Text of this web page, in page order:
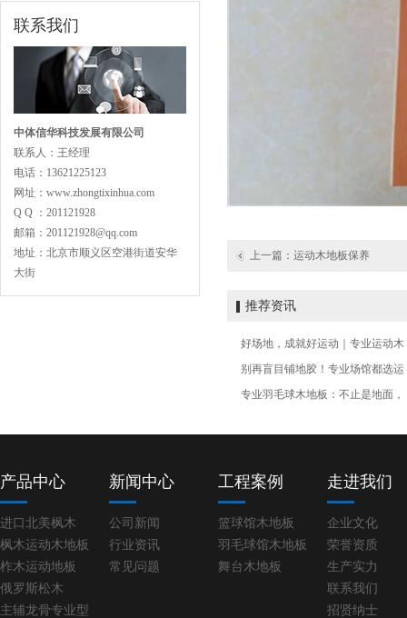
主副龙骨专业训练型
专业舞蹈地板型
板式龙骨经济训练型
联系我们
中体信华科技发展有限公司
联系人：王经理
电话：13621225123
网址：www.zhongtixinhua.com
Q Q ：201121928
邮箱：201121928@qq.com
地址：北京市顺义区空港街道安华
大街
上一篇： 运动木地板保养
推荐资讯
好场地，成就好运动｜专业运动木
别再盲目铺地胶！专业场馆都选运
专业羽毛球木地板：不止是地面，
产品中心
进口北美枫木
枫木运动木地板
柞木运动地板
俄罗斯松木
主辅龙骨专业型
新闻中心
公司新闻
行业资讯
常见问题
工程案例
篮球馆木地板
羽毛球馆木地板
舞台木地板
走进我们
企业文化
荣誉资质
生产实力
联系我们
招贤纳士